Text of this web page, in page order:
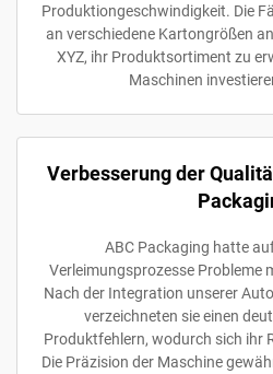
Produktiongeschwindigkeit. Die
an verschiedene Kartongrößen
XYZ, ihr Produktsortiment zu
Maschinen
Verbesserung der
ABC Packaging hatte
Verleimungsprozesse Probleme
Nach der Integration unserer
verzeichneten sie einen
Produktfehlern, wodurch sich ihr
Die Präzision der Maschine